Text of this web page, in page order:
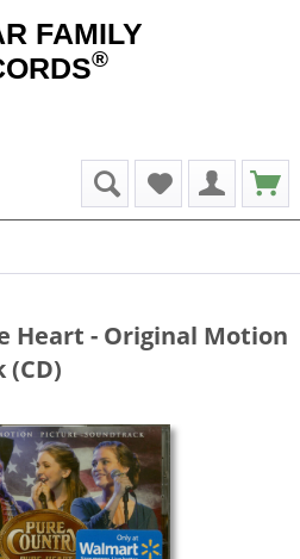
FAMILY
®
Heart - Original Motion